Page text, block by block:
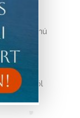
és
létszámú
a világ
szigetekről